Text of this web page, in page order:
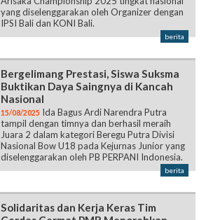
yang diselenggarakan oleh Organizer dengan
IPSI Bali dan KONI Bali.
berita
Bergelimang Prestasi, Siswa Suksma
Buktikan Daya Saingnya di Kancah
Nasional
15/08/2025 Ida Bagus Ardi Narendra Putra
tampil dengan timnya dan berhasil meraih
Juara 2 dalam kategori Beregu Putra Divisi
Nasional Bow U18 pada Kejurnas Junior yang
diselenggarakan oleh PB PERPANI Indonesia.
berita
Solidaritas dan Kerja Keras Tim